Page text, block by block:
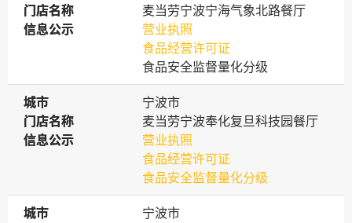
门店名称
门店名称
麦当劳宁波宁海气象北路餐厅
信息公示
信息公示
营业执照
食品经营许可证
食品安全监督量化分级
城市
城市
宁波市
门店名称
门店名称
麦当劳宁波奉化复旦科技园餐厅
信息公示
信息公示
营业执照
食品经营许可证
食品安全监督量化分级
城市
城市
宁波市